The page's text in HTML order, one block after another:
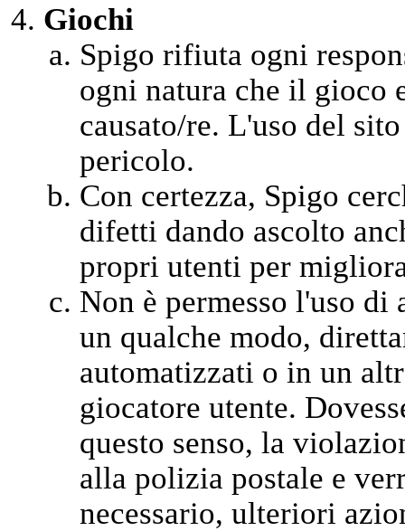
Giochi
Spigo rifiuta ogni
ogni natura che il gioco
causato/re. L'uso del
pericolo.
Con certezza, Spigo
difetti dando ascolto
propri utenti per
Non è permesso l'uso
un qualche modo,
automatizzati o in un
giocatore utente.
questo senso, la
alla polizia postale e
necessario, ulteriori